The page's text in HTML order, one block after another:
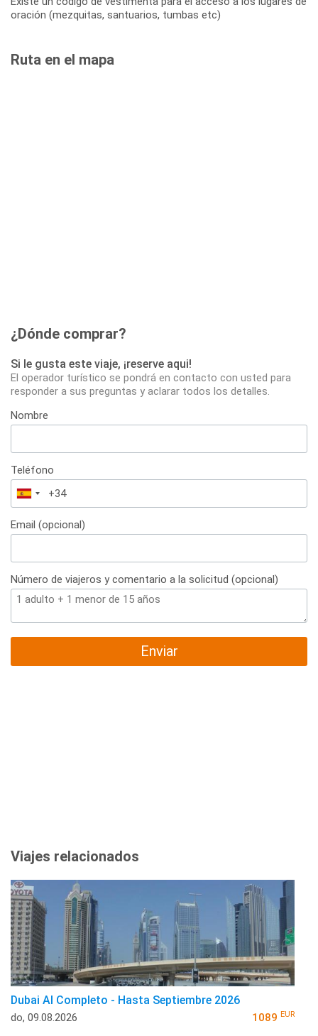
oración (mezquitas, santuarios, tumbas etc)
Ruta en el mapa
¿Dónde comprar?
Si le gusta este viaje, ¡reserve aqui!
El operador turístico se pondrá en contacto con usted para
responder a sus preguntas y aclarar todos los detalles.
Nombre
Teléfono
España
+34
Email (opcional)
Número de viajeros y comentario a la solicitud (opcional)
Enviar
Viajes relacionados
Dubai Al Completo - Hasta Septiembre 2026
do, 09.08.2026 1089 EUR